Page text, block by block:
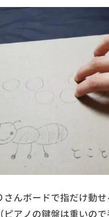
さんボードで指だけ動
ピアノの鍵盤は重いの